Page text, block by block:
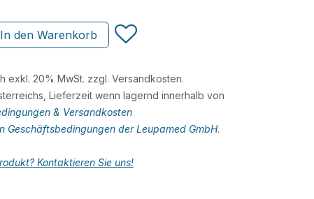
In den Warenkorb
exkl. 20% MwSt. zzgl. Versandkosten.
Lieferzeit wenn lagernd innerhalb von
& Versandkosten
Geschäftsbedingungen der Leupamed GmbH.
Kontaktieren Sie uns!